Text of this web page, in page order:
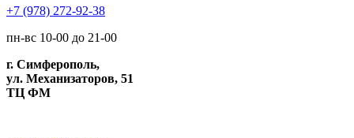
+7 (978) 272-92-38
пн-вс 10-00 до 21-00
г. Симферополь,
ул. Механизаторов, 51
ТЦ ФМ